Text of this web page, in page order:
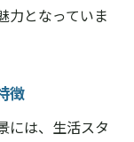
力となっていま
徴
には、生活スタ